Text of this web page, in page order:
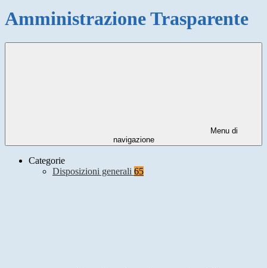
Amministrazione Trasparente
Menu di
navigazione
Categorie
Disposizioni generali 65